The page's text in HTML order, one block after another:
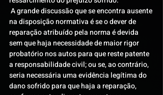
A grande discussão que se encontra ausente
na disposição normativa é se o dever de
reparação atribuído pela norma é devida
sem que haja necessidade de maior rigor
probatório nos autos para que reste patente
a responsabilidade civil; ou se, ao contrário,
seria necessária uma evidência legítima do
dano sofrido para que haja a reparação,